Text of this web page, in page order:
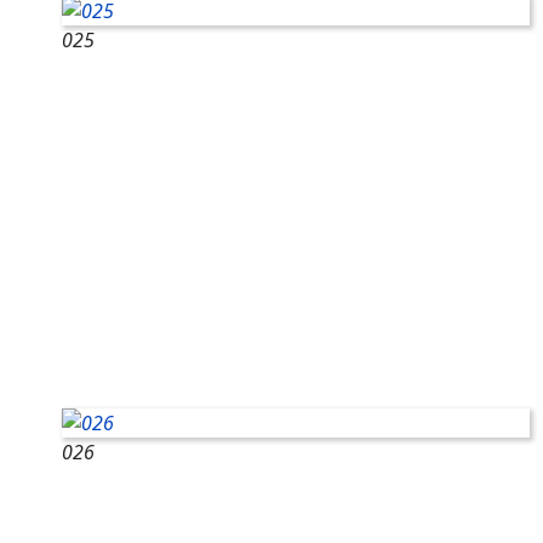
025
026